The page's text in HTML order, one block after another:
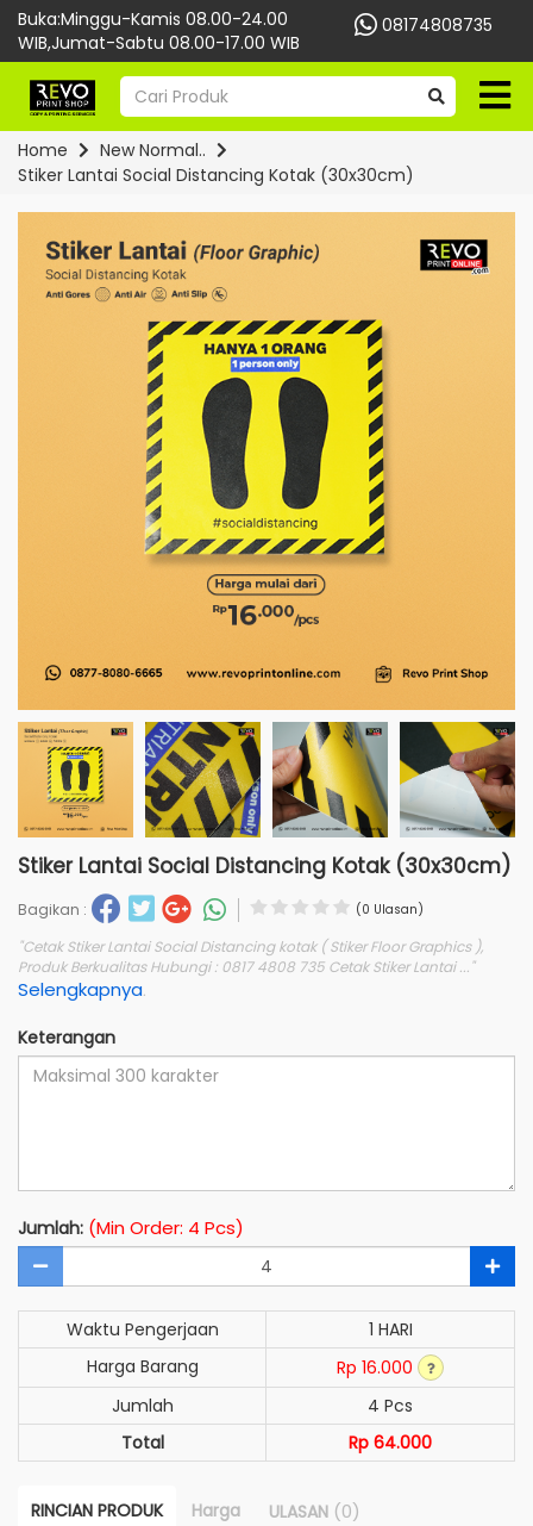
Buka:Minggu-Kamis 08.00-24.00
WIB,Jumat-Sabtu 08.00-17.00 WIB
08174808735
Home
New Normal..
Stiker Lantai Social Distancing Kotak (30x30cm)
Stiker Lantai Social Distancing Kotak (30x30cm)
Bagikan : (0 Ulasan)
"Cetak Stiker Lantai Social Distancing kotak ( Stiker Floor Graphics ),
Produk Berkualitas Hubungi : 0817 4808 735 Cetak Stiker Lantai ..."
Selengkapnya.
Keterangan
Jumlah: (Min Order: 4 Pcs)
Waktu Pengerjaan
1 HARI
Harga Barang
Rp 16.000
Jumlah
4 Pcs
Total
Rp 64.000
RINCIAN PRODUK Harga ULASAN (0)